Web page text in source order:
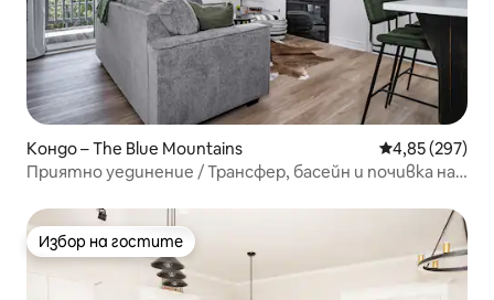
Кондо – The Blue Mountains Средна
4,85 (297)
Приятно уединение / Трансфер, басейн и почивка на
Избор на гостите
Избор на гостите